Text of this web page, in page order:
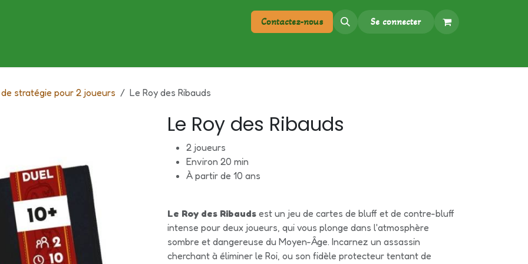
Contactez-nous​ Se connecter
stratégie pour 2 joueurs Le Roy des Ribauds
Le Roy des Ribauds
2 joueurs
Environ 20 min
À partir de 10 ans
Le Roy des Ribauds est un jeu de cartes de bluff et de contre-bluff
intense pour deux joueurs, qui vous plonge dans l'atmosphère
sombre et dangereuse du Moyen-Âge. Incarnez un assassin
cherchant à éliminer le Roi, ou son fidèle protecteur tentant de